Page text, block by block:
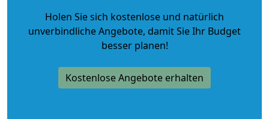
Holen Sie sich kostenlose und natürlich
unverbindliche Angebote, damit Sie Ihr Budget
besser planen!
Kostenlose Angebote erhalten